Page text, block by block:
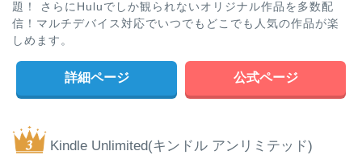
題！ さらにHuluでしか観られないオリジナル作品を多数配
信！マルチデバイス対応でいつでもどこでも人気の作品が楽
しめます。
詳細ページ 公式ページ
Kindle Unlimited(キンドル アンリミテッド)